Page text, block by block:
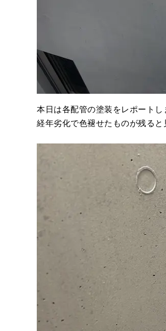
本日は各配管の塗装をレポートし
経年劣化で色褪せたものが残ると